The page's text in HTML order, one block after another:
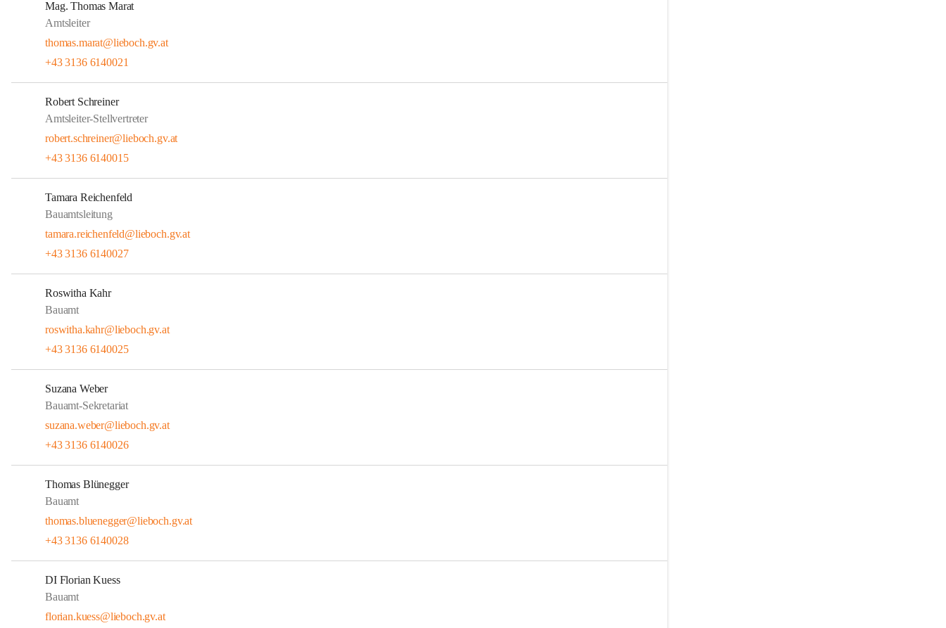
Mag. Thomas Marat
Amtsleiter
thomas.marat@lieboch.gv.at
+43 3136 6140021
Robert Schreiner
Amtsleiter-Stellvertreter
robert.schreiner@lieboch.gv.at
+43 3136 6140015
Tamara Reichenfeld
Bauamtsleitung
tamara.reichenfeld@lieboch.gv.at
+43 3136 6140027
Roswitha Kahr
Bauamt
roswitha.kahr@lieboch.gv.at
+43 3136 6140025
Suzana Weber
Bauamt-Sekretariat
suzana.weber@lieboch.gv.at
+43 3136 6140026
Thomas Blünegger
Bauamt
thomas.bluenegger@lieboch.gv.at
+43 3136 6140028
DI Florian Kuess
Bauamt
florian.kuess@lieboch.gv.at